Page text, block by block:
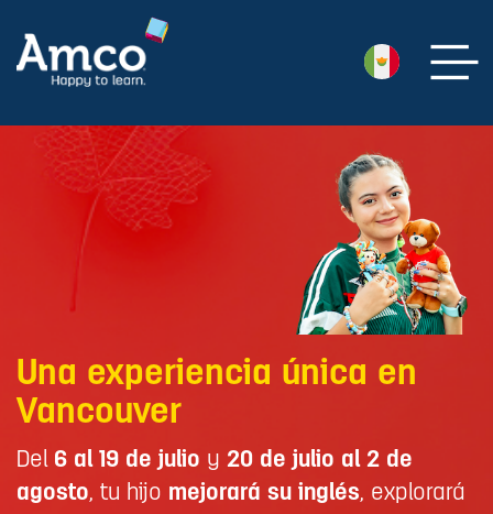
Una experiencia única en
Vancouver
Del 6 al 19 de julio y 20 de julio al 2 de
agosto, tu hijo mejorará su inglés, explorará